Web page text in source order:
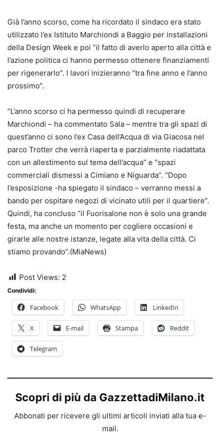
Già l’anno scorso, come ha ricordato il sindaco era stato
utilizzato l’ex Istituto Marchiondi a Baggio per installazioni
della Design Week e poi “il fatto di averlo aperto alla città e
l’azione politica ci hanno permesso ottenere finanziamenti
per rigenerarlo”. I lavori inizieranno “tra fine anno e l’anno
prossimo”.
“L’anno scorso ci ha permesso quindi di recuperare
Marchiondi – ha commentato Sala – mentre tra gli spazi di
quest’anno ci sono l’ex Casa dell’Acqua di via Giacosa nel
parco Trotter che verrà riaperta e parzialmente riadattata
con un allestimento sul tema dell’acqua” e “spazi
commerciali dismessi a Cimiano e Niguarda”. “Dopo
l’esposizione -ha spiegato il sindaco – verranno messi a
bando per ospitare negozi di vicinato utili per il quartiere”.
Quindi, ha concluso “il Fuorisalone non è solo una grande
festa, ma anche un momento per cogliere occasioni e
girarle alle nostre istanze, legate alla vita della città. Ci
stiamo provando”.(MiaNews)
Post Views: 2
Condividi:
Facebook WhatsApp LinkedIn
X E-mail Stampa Reddit
Telegram
Scopri di più da GazzettadiMilano.it
Abbonati per ricevere gli ultimi articoli inviati alla tua e-
mail.